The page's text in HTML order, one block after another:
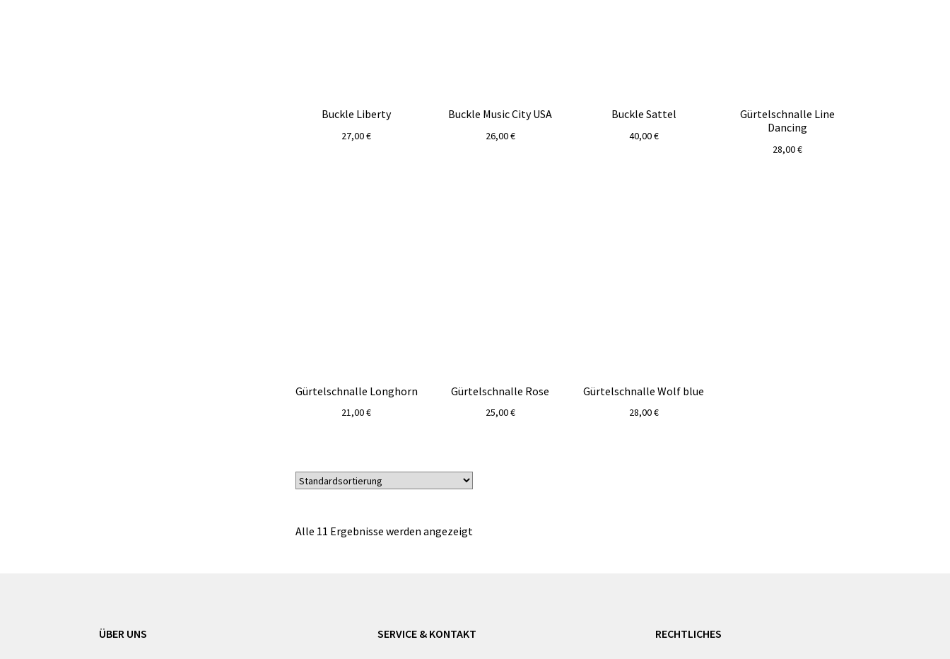
Buckle Liberty
27,00€
Buckle Music City USA
26,00€
Buckle Sattel
40,00€
Gürtelschnalle Line
Dancing
28,00€
Gürtelschnalle Longhorn
21,00€
Gürtelschnalle Rose
25,00€
Gürtelschnalle Wolf blue
28,00€
Alle 11 Ergebnisse werden angezeigt
ÜBER UNS SERVICE & KONTAKT RECHTLICHES